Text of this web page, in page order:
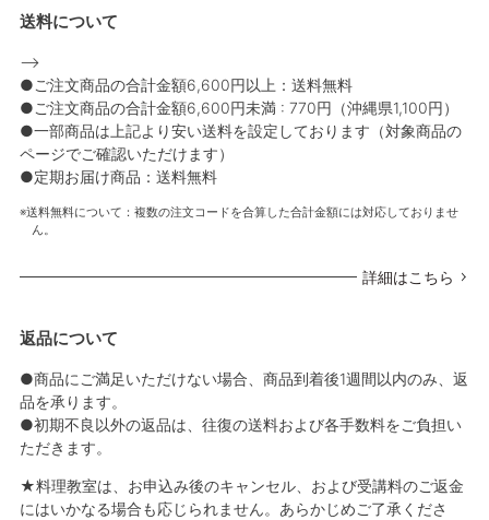
送料について
-->
●ご注文商品の合計金額6,600円以上：送料無料
●ご注文商品の合計金額6,600円未満 : 770円（沖縄県1,100円）
●一部商品は上記より安い送料を設定しております（対象商品の
ページでご確認いただけます）
●定期お届け商品：送料無料
送料無料について：複数の注文コードを合算した合計金額には対応しておりませ
ん。
詳細はこちら
返品について
●商品にご満足いただけない場合、商品到着後1週間以内のみ、返
品を承ります。
●初期不良以外の返品は、往復の送料および各手数料をご負担い
ただきます。
★料理教室は、お申込み後のキャンセル、および受講料のご返金
にはいかなる場合も応じられません。あらかじめご了承くださ